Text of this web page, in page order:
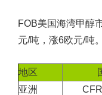
FOB美国海湾甲醇
元/吨，涨6欧元/吨。
地区
亚洲